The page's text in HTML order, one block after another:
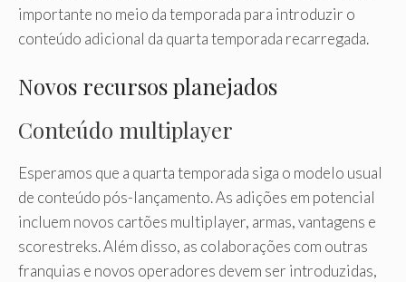
importante no meio da temporada para introduzir o
conteúdo adicional da quarta temporada recarregada.
Novos recursos planejados
Conteúdo multiplayer
Esperamos que a quarta temporada siga o modelo usual
de conteúdo pós-lançamento. As adições em potencial
incluem novos cartões multiplayer, armas, vantagens e
scorestreks. Além disso, as colaborações com outras
franquias e novos operadores devem ser introduzidas,